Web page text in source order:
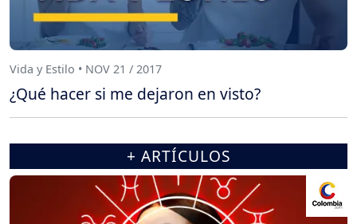
Vida y Estilo • NOV 21 / 2017
¿Qué hacer si me dejaron en visto?
+ ARTÍCULOS